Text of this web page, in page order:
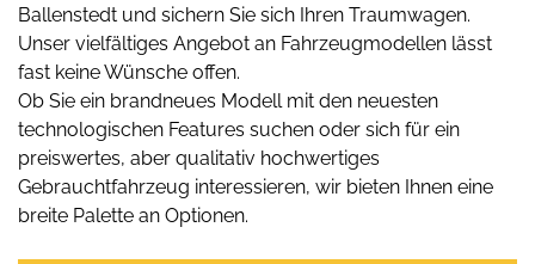
Ballenstedt und sichern Sie sich Ihren Traumwagen.
Unser vielfältiges Angebot an Fahrzeugmodellen lässt
fast keine Wünsche offen.
Ob Sie ein brandneues Modell mit den neuesten
technologischen Features suchen oder sich für ein
preiswertes, aber qualitativ hochwertiges
Gebrauchtfahrzeug interessieren, wir bieten Ihnen eine
breite Palette an Optionen.